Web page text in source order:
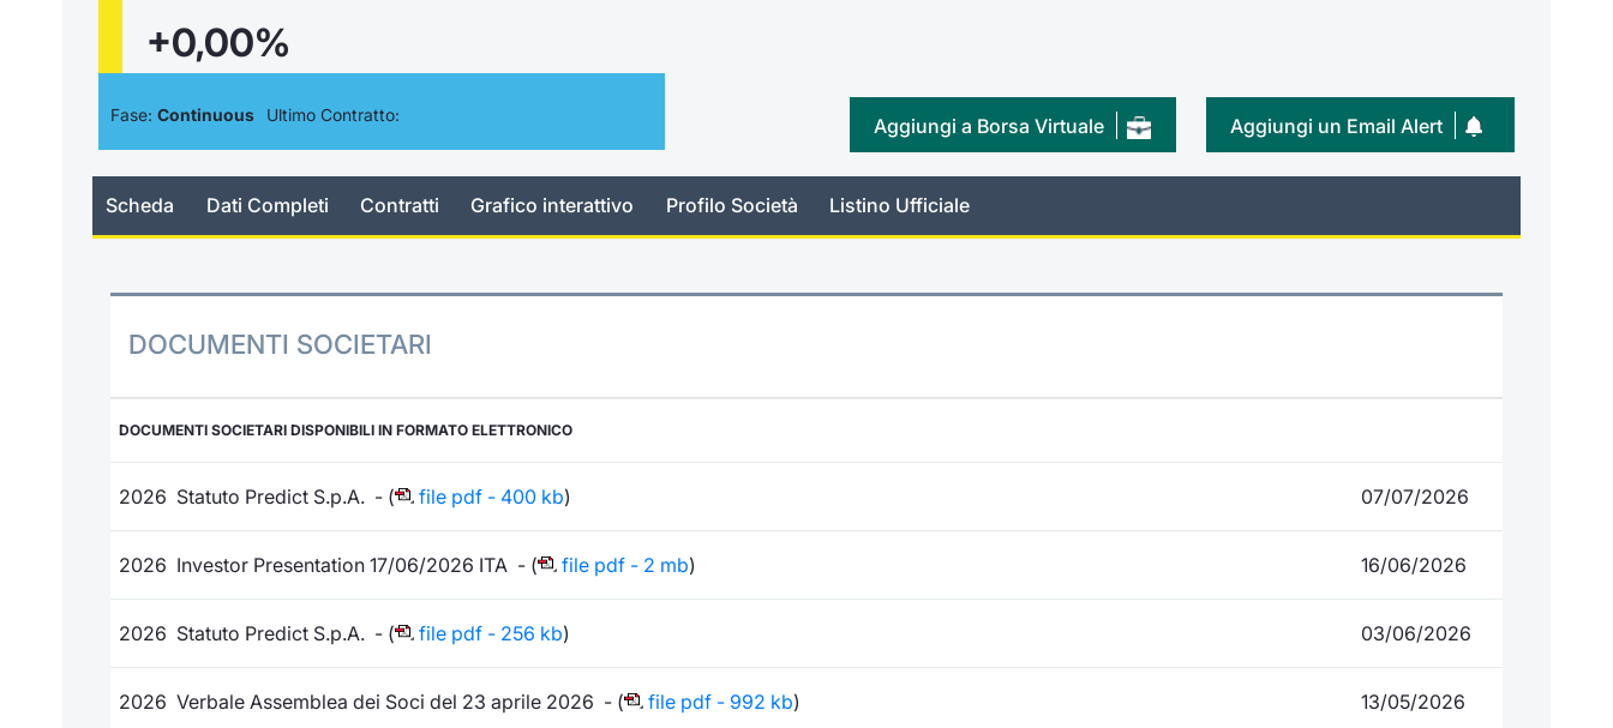
+0,00%
Fase: Continuous Ultimo Contratto: Aggiungi un Email Alert
Aggiungi a Borsa Virtuale
Scheda Dati Completi Contratti Grafico interattivo Profilo Società Listino Ufficiale
DOCUMENTI SOCIETARI
DOCUMENTI SOCIETARI DISPONIBILI IN FORMATO ELETTRONICO
2026 Statuto Predict S.p.A. - ( file pdf - 400 kb) 07/07/2026
2026 Investor Presentation 17/06/2026 ITA - ( file pdf - 2 mb) 16/06/2026
2026 Statuto Predict S.p.A. - ( file pdf - 256 kb) 03/06/2026
2026 Verbale Assemblea dei Soci del 23 aprile 2026 - ( file pdf - 992 kb) 13/05/2026